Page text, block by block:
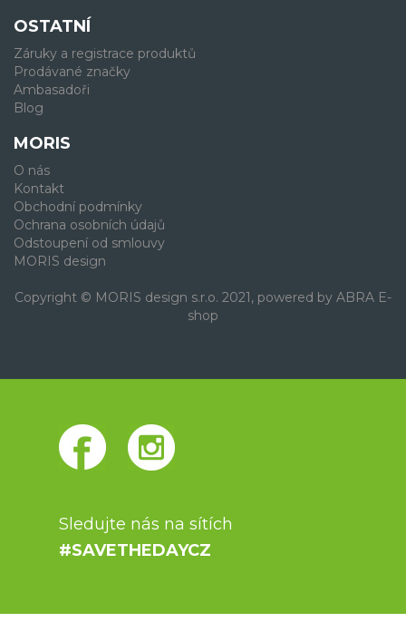
OSTATNÍ
Záruky a registrace produktů
Prodávané značky
Ambasadoři
Blog
MORIS
O nás
Kontakt
Obchodní podmínky
Ochrana osobních údajů
Odstoupení od smlouvy
MORIS design
Copyright © MORIS design s.r.o. 2021, powered by ABRA E-
shop
Sledujte nás na sítích
#SAVETHEDAYCZ